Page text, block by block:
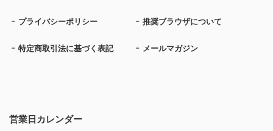
営業日カレンダー
プライバシーポリシー 推奨ブラウザについて
特定商取引法に基づく表記 メールマガジン